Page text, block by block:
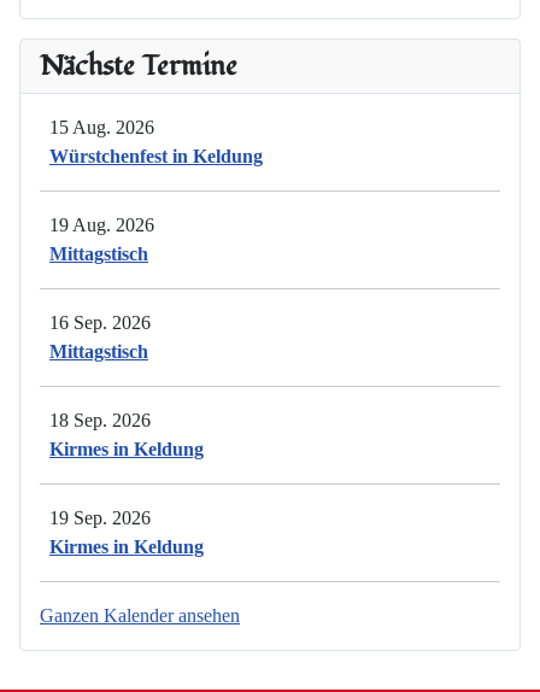
Nächste Termine
15 Aug. 2026
Würstchenfest in Keldung
19 Aug. 2026
Mittagstisch
16 Sep. 2026
Mittagstisch
18 Sep. 2026
Kirmes in Keldung
19 Sep. 2026
Kirmes in Keldung
Ganzen Kalender ansehen